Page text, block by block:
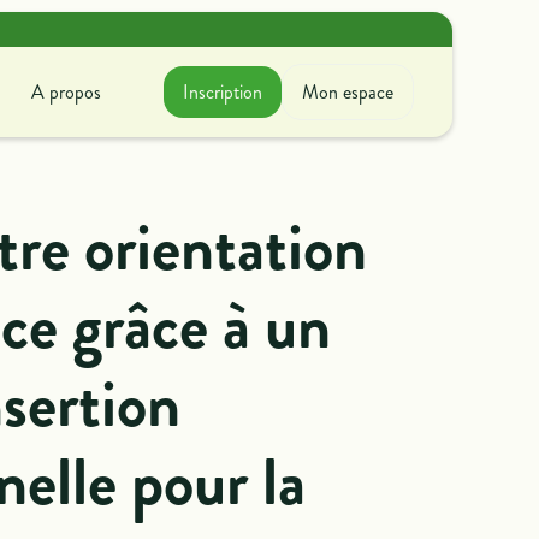
A propos
Inscription Mon espace
ce que l'on fait
!
orientation
grâce à un
pour la